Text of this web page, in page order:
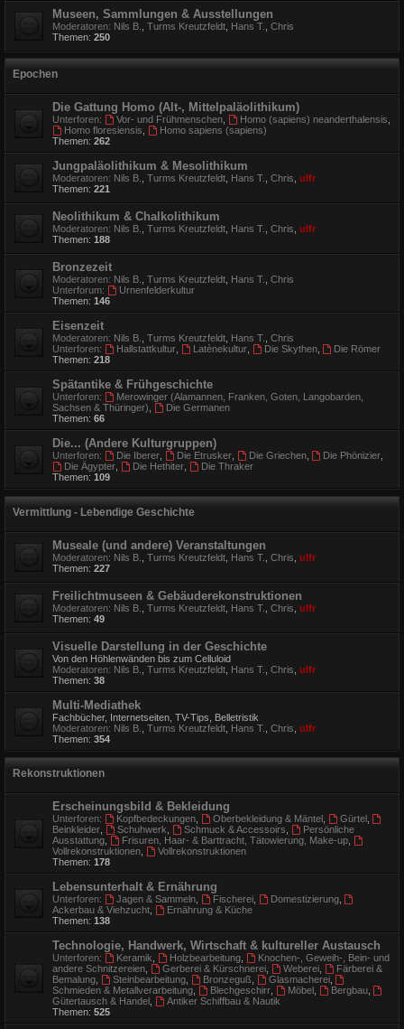
Museen, Sammlungen & Ausstellungen
Moderatoren: Nils B. Turms Kreutzfeldt Hans T.
Chris
Themen: 250
Epochen
Die Gattung Homo (Alt-, Mittelpaläolithikum)
Unterforen: Vor- und Frühmenschen, Homo (sapiens) neanderthalensis
Homo floresiensis
Homo sapiens (sapiens)
Themen: 262
Jungpaläolithikum & Mesolithikum
Moderatoren: Nils B. Turms Kreutzfeldt Hans T. Chris ulfr
Themen: 221
Neolithikum & Chalkolithikum
Moderatoren: Nils B. Turms Kreutzfeldt Hans T. Chris ulfr
Themen: 188
Bronzezeit
Moderatoren: Nils B. Turms Kreutzfeldt Hans T.
Chris
Unterforum:
Urnenfelderkultur
Themen: 146
Eisenzeit
Moderatoren: Nils B. Turms Kreutzfeldt Hans T.
Chris
Unterforen:
Hallstattkultur, Latènekultur, Die Skythen,
Die Römer
Themen: 218
Spätantike & Frühgeschichte
Unterforen:
Merowinger (Alamannen, Franken, Goten, Langobarden,
Sachsen & Thüringer)
Die Germanen
Themen: 66
Die... (Andere Kulturgruppen)
Unterforen: Die Iberer, Die Etrusker, Die Griechen, Die Phönizier
Die Ägypter, Die Hethiter,
Die Thraker
Themen: 109
Vermittlung - Lebendige Geschichte
Museale (und andere) Veranstaltungen
Moderatoren: Nils B. Turms Kreutzfeldt Hans T. Chris ulfr
Themen: 227
Freilichtmuseen & Gebäuderekonstruktionen
Moderatoren: Nils B. Turms Kreutzfeldt Hans T. Chris ulfr
Themen: 49
Visuelle Darstellung in der Geschichte
Von den Höhlenwänden bis zum Celluloid
Moderatoren: Nils B. Turms Kreutzfeldt Hans T. Chris ulfr
Themen: 38
Multi-Mediathek
Fachbücher, Internetseiten, TV-Tips, Belletristik
Moderatoren: Nils B. Turms Kreutzfeldt Hans T. Chris ulfr
Themen: 354
Rekonstruktionen
Erscheinungsbild & Bekleidung
Unterforen: Kopfbedeckungen, Oberbekleidung & Mäntel Gürtel
Beinkleider
Schuhwerk Schmuck & Accessoirs
Persönliche
Ausstattung
Frisuren, Haar- & Barttracht, Tätowierung, Make-up,
Vollrekonstruktionen
Vollrekonstruktionen
Themen: 178
Lebensunterhalt & Ernährung
Unterforen: Jagen & Sammeln, Fischerei, Domestizierung,
Ackerbau & Viehzucht
Ernährung & Küche
Themen: 138
Technologie, Handwerk, Wirtschaft & kultureller Austausch
Unterforen: Keramik Holzbearbeitung,
Knochen-, Geweih-, Bein- und
andere Schnitzereien
Gerberei & Kürschnerei, Weberei,
Färberei &
Bemalung
Steinbearbeitung, Bronzeguß Glasmacherei,
Schmieden & Metallverarbeitung
Blechgeschirr, Möbel Bergbau,
Gütertausch & Handel
Antiker Schiffbau & Nautik
Themen: 525